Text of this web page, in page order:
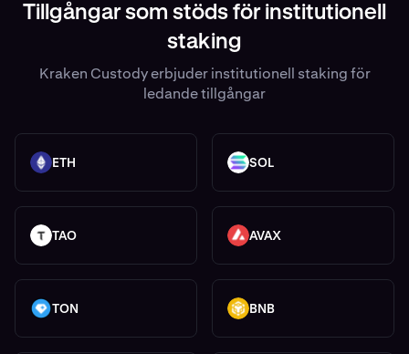
Tillgångar som stöds för institutionell
staking
Kraken Custody erbjuder institutionell staking för
ledande tillgångar
ETH ETH SOL SOL
TAO TAO AVAX AVAX
TON TON BNB BNB